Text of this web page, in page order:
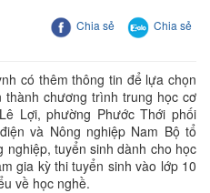
Chia sẻ Chia sẻ
có thêm thông tin để lựa chọn
chương trình trung học cơ
Lợi, phường Phước Thới phối
và Nông nghiệp Nam Bộ tổ
tuyển sinh dành cho học
gia kỳ thi tuyển sinh vào lớp 10
về học nghề.